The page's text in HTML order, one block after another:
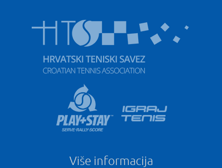
Više informacija